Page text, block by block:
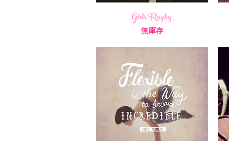
_Girls Rugby_
無庫存